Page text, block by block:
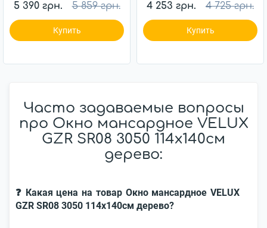
5 390 грн. 5 859 грн.
Купить
4 253 грн. 4 725 грн.
Купить
Часто задаваемые вопросы
про Окно мансардное VELUX
GZR SR08 3050 114x140см
дерево:
❓ Какая цена на товар Окно мансардное VELUX
GZR SR08 3050 114x140см дерево?